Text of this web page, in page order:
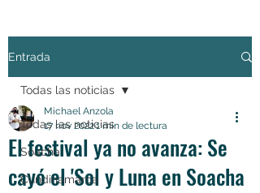
Entrada
Todas las noticias
Soacha
Cundinamarca
Todas las noticias
El festival ya no avanza: Se
cayó el 'Sol y Luna en Soacha
Michael Anzola
17 nov 20221 min de lectura